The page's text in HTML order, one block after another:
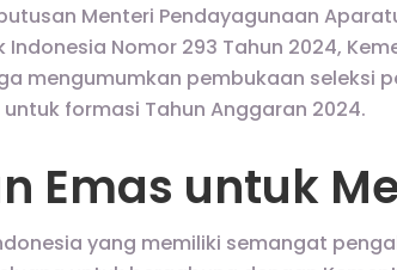
Menteri Pendayagunaan
Indonesia Nomor 293 Tahun 2024,
mengumumkan pembukaan seleksi
untuk formasi Tahun Anggaran 2024.
Emas untuk
yang memiliki semangat